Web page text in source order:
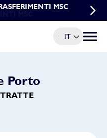
MSC
ANTICIPATE
IT Menu
Porto